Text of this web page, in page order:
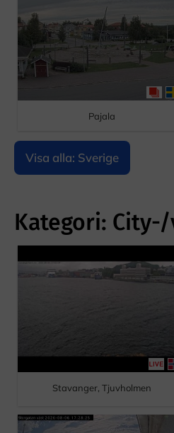
Pajala
Visa alla: Sverige
Kategori:
Stavanger, Tjuvholmen